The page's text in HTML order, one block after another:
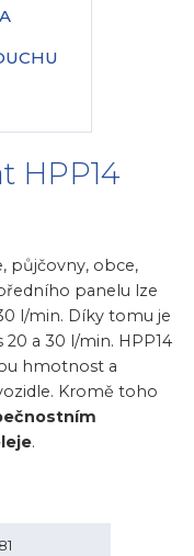
HPP14
půjčovny, obce,
panelu lze
l/min. Díky tomu je
a 30 l/min. HPP14
hmotnost a
Kromě toho
.
81